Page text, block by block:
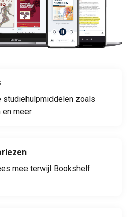
studiehulpmiddelen zoals
en meer
mee terwijl Bookshelf